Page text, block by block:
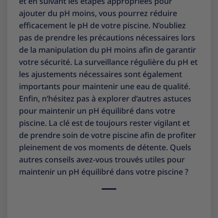
ajouter du pH moins, vous pourrez réduire
efficacement le pH de votre piscine. N’oubliez
pas de prendre les précautions nécessaires lors
de la manipulation du pH moins afin de garantir
votre sécurité. La surveillance régulière du pH et
les ajustements nécessaires sont également
importants pour maintenir une eau de qualité.
Enfin, n’hésitez pas à explorer d’autres astuces
pour maintenir un pH équilibré dans votre
piscine. La clé est de toujours rester vigilant et
de prendre soin de votre piscine afin de profiter
pleinement de vos moments de détente. Quels
autres conseils avez-vous trouvés utiles pour
maintenir un pH équilibré dans votre piscine ?